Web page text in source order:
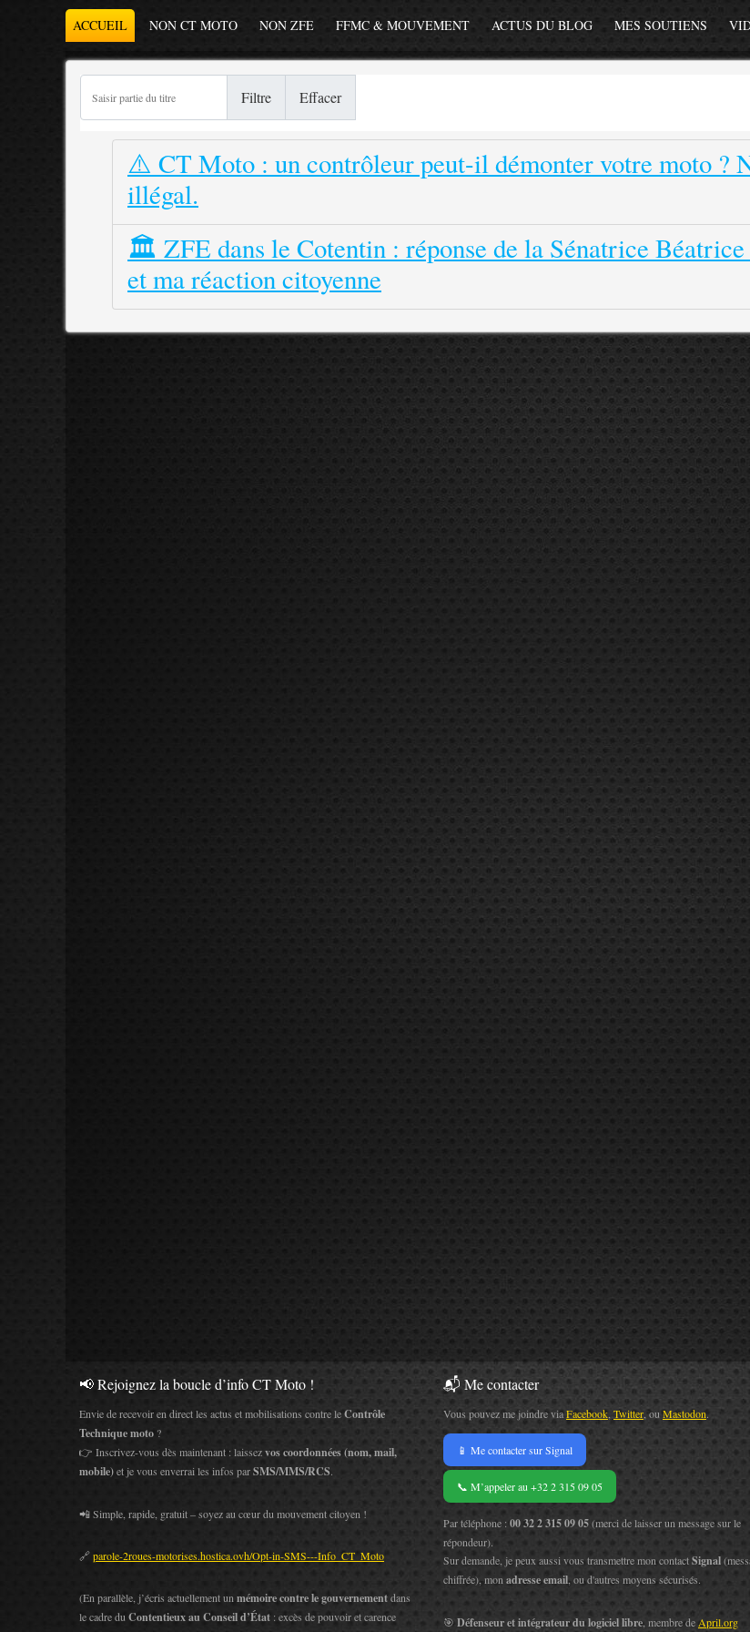
ACCUEIL NON CT MOTO NON ZFE FFMC & MOUVEMENT ACTUS DU BLOG MES SOUTIENS
Filtre Effacer
⚠️ CT Moto : un contrôleur peut-il démonter votre moto ?
illégal.
🏛️ ZFE dans le Cotentin : réponse de la Sénatrice
et ma réaction citoyenne
📢 Rejoignez la boucle d’info CT Moto !
Envie de recevoir en direct les actus et mobilisations contre leContrôle
Technique moto ?
👉 Inscrivez-vous dès maintenant : laissezvos coordonnées (nom, mail,
mobile)et je vous enverrai les infos parSMS/MMS/RCS.
📲 Simple, rapide, gratuit – soyez au cœur du mouvement citoyen !
🔗parole-2roues-motorises.hostica.ovh/Opt-in-SMS---Info_CT_Moto
(En parallèle, j’écris actuellement un mémoire contre le gouvernementdans
le cadre du Contentieux au Conseil d’État : excès de pouvoir et carence
📬 Me contacter
Vous pouvez me joindre viaFacebook Twitter , ou Mastodon.
📱 Me contacter sur Signal
📞 M’appeler au +32 2 315 09 05
Par téléphone : 00 32 2 315 09 05(merci de laisser un message sur le
répondeur).
Sur demande, je peux aussi vous transmettre mon contactSignal
chiffrée), mon adresse email , ou d'autres moyens sécurisés.
🎯 Défenseur et intégrateur du logiciel libre , membre de April.org